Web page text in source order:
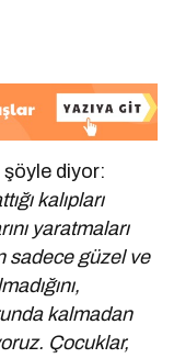
şöyle diyor:
kalıpları
yaratmaları
sadece güzel ve
kalmadan
Çocuklar,